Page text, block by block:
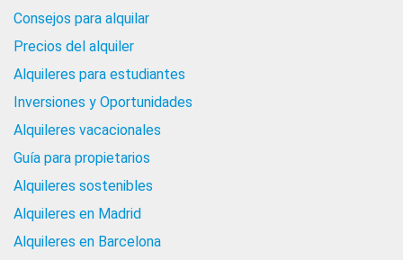
Consejos para alquilar
Precios del alquiler
Alquileres para estudiantes
Inversiones y Oportunidades
Alquileres vacacionales
Guía para propietarios
Alquileres sostenibles
Alquileres en Madrid
Alquileres en Barcelona